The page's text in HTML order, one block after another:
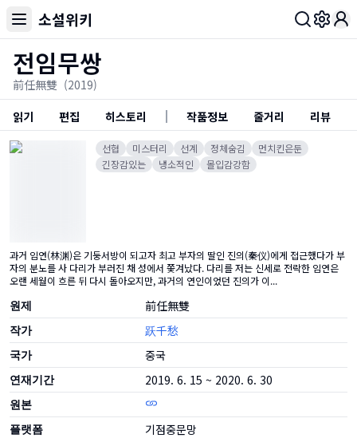
소설위키
전임무쌍
前任無雙 (2019)
읽기
편집 히스토리 작품정보 줄거리 리뷰
선협 미스터리 선계 정체숨김
먼치킨은둔
긴장감있는
냉소적인 몰입감강함
과거 임연(林渊)은 기둥서방이 되고자 최고 부자의 딸인 진의(秦仪)에게 접근했다가 부
자의 분노를 사 다리가 부러진 채 성에서 쫓겨났다. 다리를 저는 신세로 전락한 임연은
오랜 세월이 흐른 뒤 다시 돌아오지만, 과거의 연인이었던 진의가 이...
원제 前任無雙
작가 跃千愁
국가 중국
연재기간 2019. 6. 15 ~ 2020. 6. 30
원본
플랫폼
기점중문망